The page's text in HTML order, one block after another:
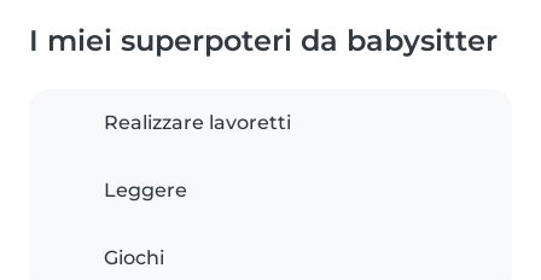
I miei superpoteri da babysitter
Realizzare lavoretti
Leggere
Giochi